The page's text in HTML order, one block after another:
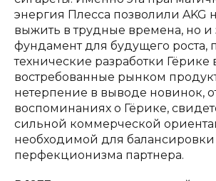
энергия Плесса позволили AKG
выжить в трудные времена, но и
фундамент для будущего роста,
технические разработки Гёрике
востребованные рынком
нетерпение в выводе новинок,
воспоминаниях о Гёрике,
сильной коммерческой
необходимой для балансировки
перфекционизма партнера.